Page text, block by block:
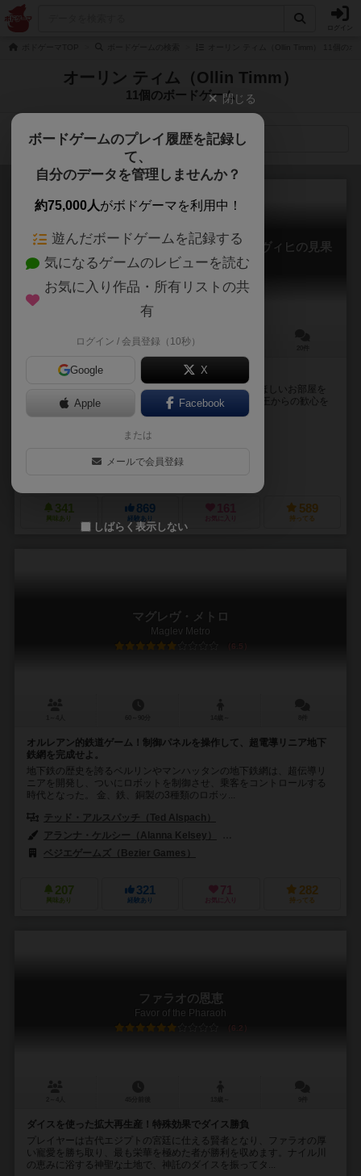
オーリン ティム（Ollin Timm）
11個のボードゲーム
検索メニュー
ノイシュヴァンシュタイン城 ～狂王ルートヴィヒの見果
てぬ夢～
6.5
90分前後
さあ、あなただけの”世界一の城”を造ろう！！
ロビーをひとつ受け取ってからは、持っているお金でほしいお部屋を
買い取って、配置して、得点をもらって。 最後に一番王からの歓心を
受けて点数を一番もらえれば、勝ち。 お部屋に...
テッド・アルスパッチ（Ted Alspach）
341
興味あり
869
経験あり お気に入り
589
持ってる
マグレヴ・メトロ
Maglev Metro
6.5
オルレアン的鉄道ゲーム！制御パネルを操作して、超電導リニア地下
鉄網を完成せよ。
地下鉄の歴史を誇るベルリンやマンハッタンの地下鉄網は、超伝導リ
ニアを開発し、ついにロボットを制御させ、乗客をコントロールする
時代となった。 金、鉄、銅製の3種類のロボッ...
テッド・アルスパッチ（Ted Alspach）
アランナ・ケルシー（Alanna Kelsey）
ベジエゲームズ（Bezier Games）
207
興味あり
321
経験あり
71
お気に入り
282
持ってる
ファラオの恩恵
Favor of the Pharaoh
6.2
ダイスを使った拡大再生産！特殊効果でダイス勝負
プレイヤーは古代エジプトの宮廷に仕える賢者となり、ファラオの厚
い寵愛を勝ち取り、最も栄華を極めた者が勝利を収めます。ナイル川
の恵みに浴する神聖な土地で、神託のダイスを振ってタ...
閉じる
ボードゲームのプレイ履歴を記録し
て、
自分のデータを管理しませんか？
約75,000人がボドゲーマを利用中！
遊んだボードゲームを記録する
気になるゲームのレビューを読む
お気に入り作品・所有リストの共
有
ログイン / 会員登録（10秒）
Google X
Apple Facebook
または
メールで会員登録
しばらく表示しない